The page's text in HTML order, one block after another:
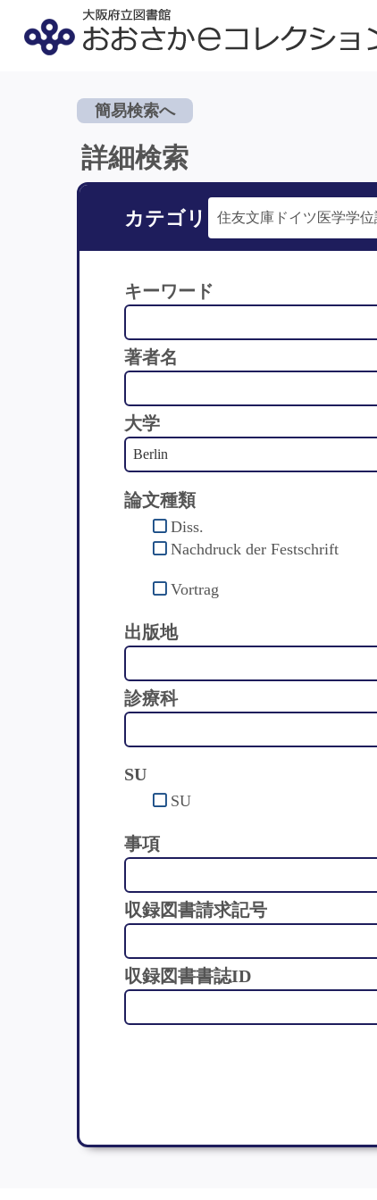
簡易検索へ
詳細検索
カテゴリ
キーワード
著者名
大学
論文種類
Diss.
Nachdruck der Festschrift
Vortrag
出版地
診療科
SU
SU
事項
収録図書請求記号
収録図書書誌ID